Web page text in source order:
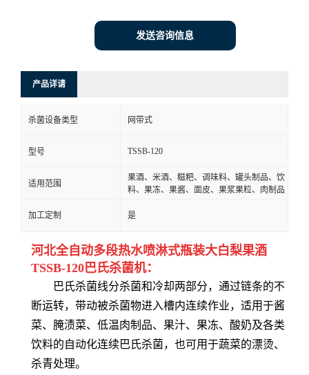
发送咨询信息
产品详请
杀菌设备类型 网带式
型号 TSSB-120
适用范围
果酒、米酒、糍粑、调味料、罐头制品、饮
料、果冻、果酱、面皮、果浆果粒、肉制品
加工定制 是
河北全自动多段热水喷淋式瓶装大白梨果酒
TSSB-120巴氏杀菌机：
巴氏杀菌线分杀菌和冷却两部分，通过链条的不
断运转，带动被杀菌物进入槽内连续作业，适用于酱
菜、腌渍菜、低温肉制品、果汁、果冻、酸奶及各类
饮料的自动化连续巴氏杀菌，也可用于蔬菜的漂烫、
杀青处理。